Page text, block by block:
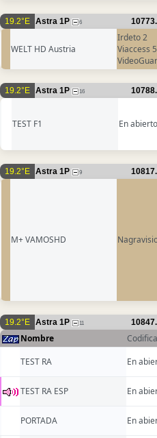
19.2°E Astra 1P 6
WELT HD Austria
Irdeto 2
Viaccess
19.2°E Astra 1P 16
TEST F1 En abierto
19.2°E Astra 1P 9
M+ VAMOSHD
19.2°E Astra 1P 11
Nombre
TEST RA
En
TEST RA ESP En
PORTADA En